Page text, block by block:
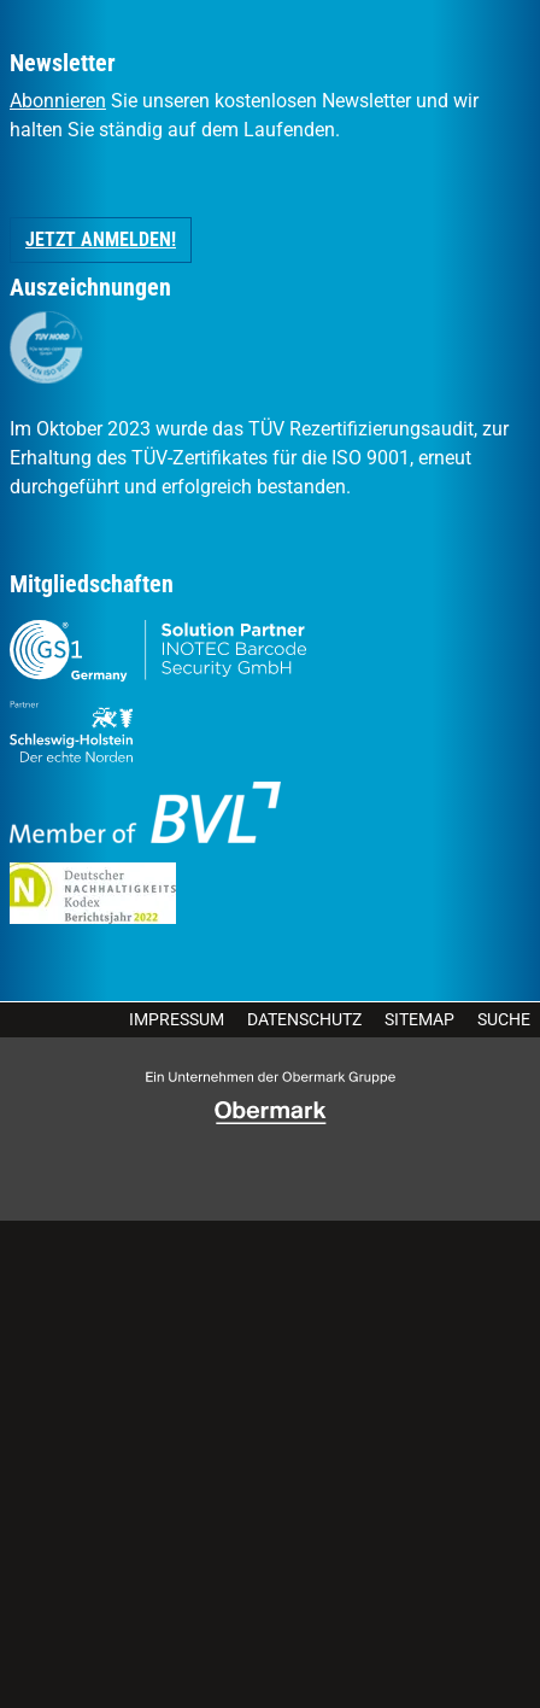
Newsletter
Abonnieren Sie unseren kostenlosen Newsletter und wir
halten Sie ständig auf dem Laufenden.
JETZT ANMELDEN!
Auszeichnungen
Im Oktober 2023 wurde das TÜV Rezertifizierungsaudit, zur
Erhaltung des TÜV-Zertifikates für die ISO 9001, erneut
durchgeführt und erfolgreich bestanden.
Mitgliedschaften
IMPRESSUM DATENSCHUTZ SITEMAP SUCHE